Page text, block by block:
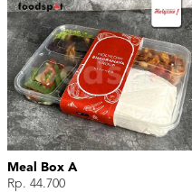
Meal Box A
Rp. 44.700